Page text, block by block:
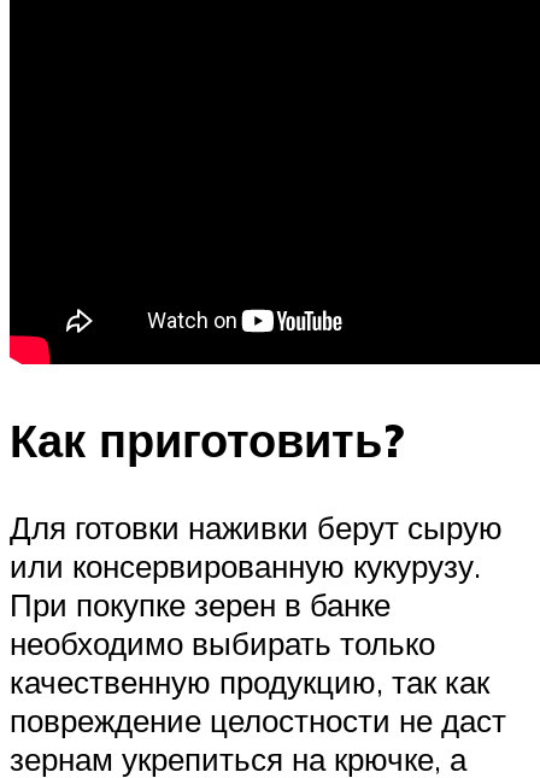
Как приготовить?
Для готовки наживки берут сырую
или консервированную кукурузу.
При покупке зерен в банке
необходимо выбирать только
качественную продукцию, так как
повреждение целостности не даст
зернам укрепиться на крючке, а